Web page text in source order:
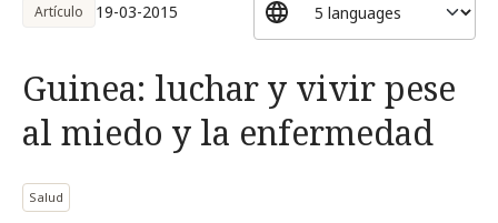
Artículo 19-03-2015
Guinea: luchar y vivir pese
al miedo y la enfermedad
Salud